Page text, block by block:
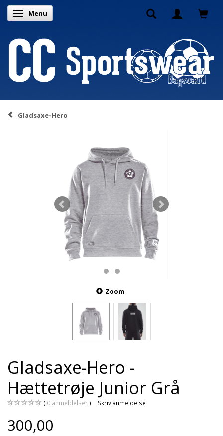
Skifte navigation
Menu
Gladsaxe-Hero
Zoom
Gladsaxe-Hero -
Hættetrøje Junior Grå
0 anmeldelser Skriv anmeldelse
300,00